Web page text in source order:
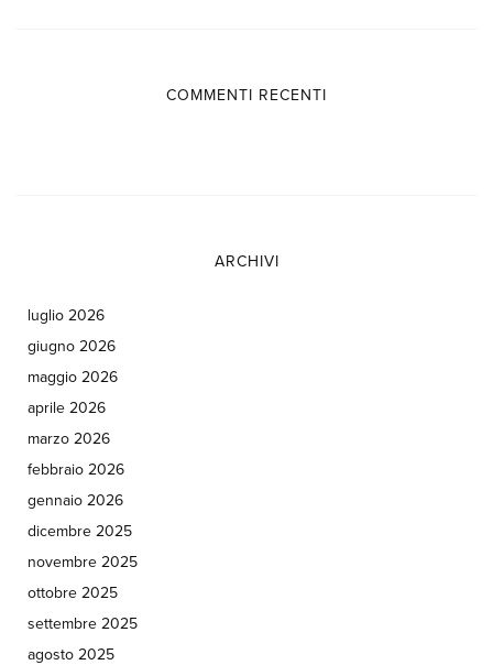
COMMENTI RECENTI
ARCHIVI
luglio 2026
giugno 2026
maggio 2026
aprile 2026
marzo 2026
febbraio 2026
gennaio 2026
dicembre 2025
novembre 2025
ottobre 2025
settembre 2025
agosto 2025